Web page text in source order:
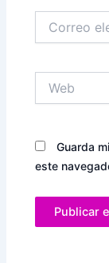
electrónico*
Guarda
este